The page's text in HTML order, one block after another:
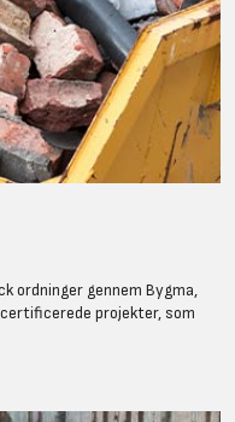
ordninger gennem Bygma,
projekter, som